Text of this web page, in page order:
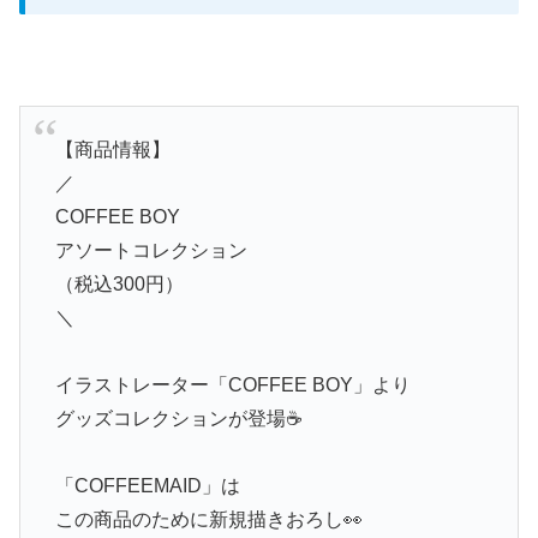
【商品情報】
／
COFFEE BOY
アソートコレクション
（税込300円）
＼
イラストレーター「COFFEE BOY」より
グッズコレクションが登場☕
「COFFEEMAID」は
この商品のために新規描きおろし👀